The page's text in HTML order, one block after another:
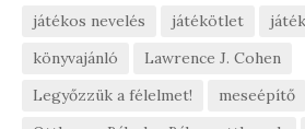
játékos nevelés
játékötlet
könyvajánló
Lawrence J. Cohen
Legyőzzük a félelmet!
meseépítő